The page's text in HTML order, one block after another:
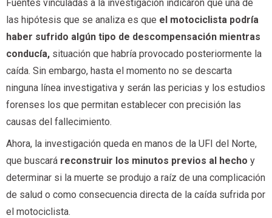
Fuentes vinculadas a la investigación indicaron que una de
las hipótesis que se analiza es que el motociclista podría
haber sufrido algún tipo de descompensación mientras
conducía, situación que habría provocado posteriormente la
caída. Sin embargo, hasta el momento no se descarta
ninguna línea investigativa y serán las pericias y los estudios
forenses los que permitan establecer con precisión las
causas del fallecimiento.
Ahora, la investigación queda en manos de la UFI del Norte,
que buscará reconstruir los minutos previos al hecho y
determinar si la muerte se produjo a raíz de una complicación
de salud o como consecuencia directa de la caída sufrida por
el motociclista.